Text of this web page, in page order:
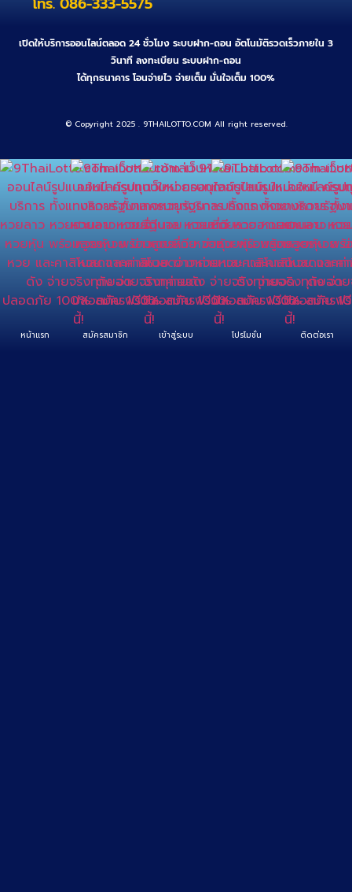
เปิดให้บริการออนไลน์ตลอด 24 ชั่วโมง ระบบฝาก-ถอน อัตโนมัติรวดเร็วภายใน 3
วินาที ลงทะเบียน ระบบฝาก-ถอน
ได้ทุกธนาคาร โอนจ่ายไว จ่ายเต็ม มั่นใจเต็ม 100%
© Copyright 2025 . 9THAILOTTO.COM All right reserved.
หน้าแรก สมัครสมาชิก เข้าสู่ระบบ โปรโมชั่น ติดต่อเรา